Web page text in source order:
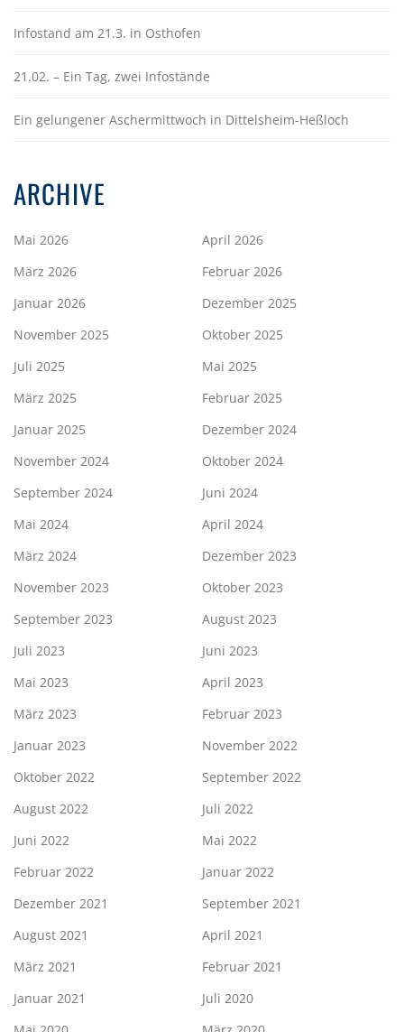
Infostand am 21.3. in Osthofen
21.02. – Ein Tag, zwei Infostände
Ein gelungener Aschermittwoch in Dittelsheim-Heßloch
ARCHIVE
Mai 2026
April 2026
März 2026
Februar 2026
Januar 2026
Dezember 2025
November 2025
Oktober 2025
Juli 2025
Mai 2025
März 2025
Februar 2025
Januar 2025
Dezember 2024
November 2024
Oktober 2024
September 2024
Juni 2024
Mai 2024
April 2024
März 2024
Dezember 2023
November 2023
Oktober 2023
September 2023
August 2023
Juli 2023
Juni 2023
Mai 2023
April 2023
März 2023
Februar 2023
Januar 2023
November 2022
Oktober 2022
September 2022
August 2022
Juli 2022
Juni 2022
Mai 2022
Februar 2022
Januar 2022
Dezember 2021
September 2021
August 2021
April 2021
März 2021
Februar 2021
Januar 2021
Juli 2020